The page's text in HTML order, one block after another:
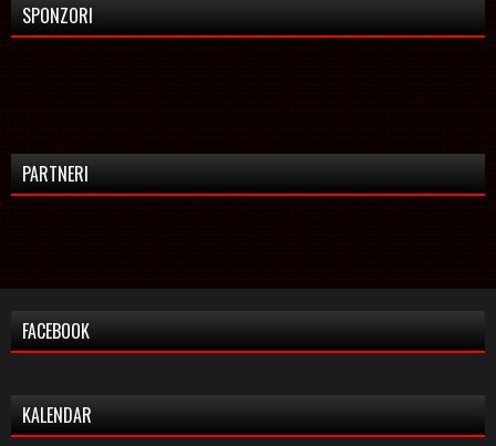
SPONZORI
PARTNERI
FACEBOOK
KALENDAR